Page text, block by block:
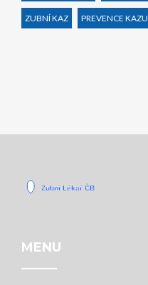
ZUBNÍ KAZ PREVENCE KAZU
MENU